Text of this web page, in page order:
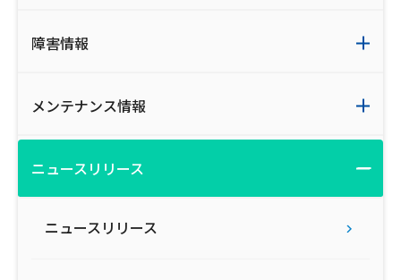
会社案内
お知らせ
障害情報
メンテナンス情報
ニュースリリース
ニュースリリース